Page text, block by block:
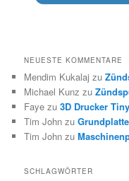
NEUESTE KOMMENTARE
Mendim Kukalaj zu
Michael Kunz zu
Faye zu3D Drucker
Tim John zu
Tim John zu
SCHLAGWÖRTER